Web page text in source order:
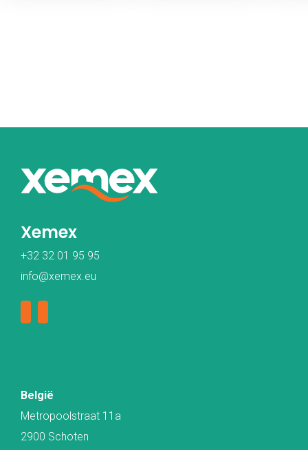
Xemex
+32 32 01 95 95
info@xemex.eu
België
Metropoolstraat 11a
2900 Schoten